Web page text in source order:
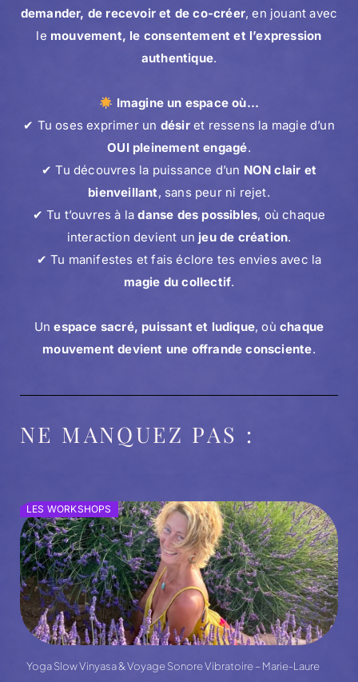
demander, de recevoir et de co-créer, en jouant avec
le mouvement, le consentement et l’expression
authentique.
Imagine un espace où…
✔ Tu oses exprimer un désiret ressens la magie d’un
OUI pleinement engagé.
✔ Tu découvres la puissance d’un NON clair et
bienveillant, sans peur ni rejet.
✔ Tu t’ouvres à ladanse des possibles, où chaque
interaction devient un jeu de création.
✔ Tu manifestes et fais éclore tes envies avec la
magie du collectif.
Unespace sacré, puissant et ludique, où chaque
mouvement devient une offrande consciente.
NE MANQUEZ PAS :
LES WORKSHOPS
Yoga Slow Vinyasa & Voyage Sonore Vibratoire – Marie-Laure